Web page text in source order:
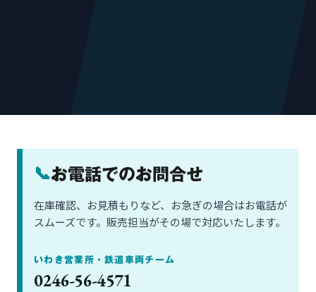
📞お電話でのお問合せ
在庫確認、お見積もりなど、お急ぎの場合はお電話が
スムーズです。販売担当がその場で対応いたします。
いわき営業所・鉄道車両チーム
0246-56-4571